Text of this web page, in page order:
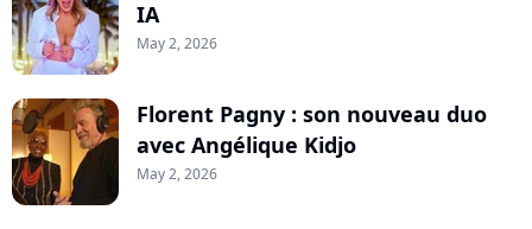
IA
May 2, 2026
Florent Pagny : son nouveau duo
avec Angélique Kidjo
May 2, 2026